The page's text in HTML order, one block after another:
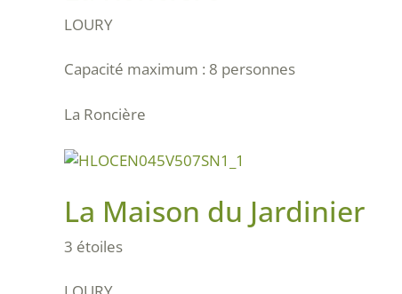
LOURY
Capacité maximum : 8 personnes
La Roncière
La Maison du Jardinier
3 étoiles